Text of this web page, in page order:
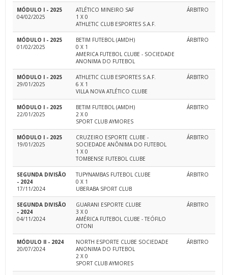
MÓDULO I - 2025
04/02/2025
ATLÉTICO MINEIRO SAF
1 X 0
ATHLETIC CLUB ESPORTES S.A.F.
ÁRBITRO
MÓDULO I - 2025
01/02/2025
BETIM FUTEBOL (AMDH)
0 X 1
AMERICA FUTEBOL CLUBE - SOCIEDADE
ANONIMA DO FUTEBOL
ÁRBITRO
MÓDULO I - 2025
29/01/2025
ATHLETIC CLUB ESPORTES S.A.F.
6 X 1
VILLA NOVA ATLÉTICO CLUBE
ÁRBITRO
MÓDULO I - 2025
22/01/2025
BETIM FUTEBOL (AMDH)
2 X 0
SPORT CLUB AYMORES
ÁRBITRO
MÓDULO I - 2025
19/01/2025
CRUZEIRO ESPORTE CLUBE -
SOCIEDADE ANÔNIMA DO FUTEBOL
1 X 0
TOMBENSE FUTEBOL CLUBE
ÁRBITRO
SEGUNDA DIVISÃO
- 2024
17/11/2024
TUPYNAMBAS FUTEBOL CLUBE
0 X 1
UBERABA SPORT CLUB
ÁRBITRO
SEGUNDA DIVISÃO
- 2024
04/11/2024
GUARANI ESPORTE CLUBE
3 X 0
AMÉRICA FUTEBOL CLUBE - TEÓFILO
OTONI
ÁRBITRO
MÓDULO II - 2024
20/07/2024
NORTH ESPORTE CLUBE SOCIEDADE
ANONIMA DO FUTEBOL
2 X 0
SPORT CLUB AYMORES
ÁRBITRO